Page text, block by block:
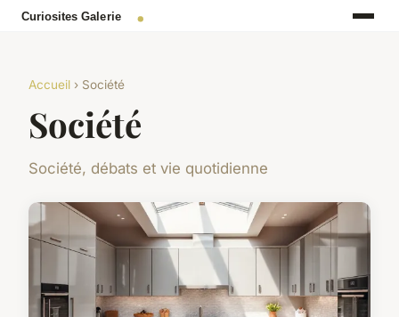
Accueil › Société
Société
Société, débats et vie quotidienne